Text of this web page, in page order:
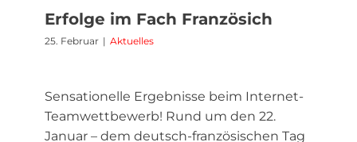
Erfolge im Fach Französich
25. Februar | Aktuelles
Sensationelle Ergebnisse beim Internet-
Teamwettbewerb! Rund um den 22.
Januar – dem deutsch-französischen Tag